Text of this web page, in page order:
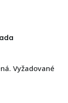
Vyžadované